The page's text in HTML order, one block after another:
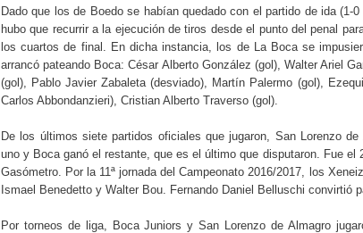
Dado que los de Boedo se habían quedado con el partido de ida (1-
hubo que recurrir a la ejecución de tiros desde el punto del penal
los cuartos de final. En dicha instancia, los de La Boca se
arrancó pateando Boca: César Alberto González (gol), Walter Ariel
(gol), Pablo Javier Zabaleta (desviado), Martín Palermo (gol),
Carlos Abbondanzieri), Cristian Alberto Traverso (gol).
De los últimos siete partidos oficiales que jugaron, San Lorenzo
uno y Boca ganó el restante, que es el último que disputaron. Fue el
Gasómetro. Por la 11ª jornada del Campeonato 2016/2017, los
Ismael Benedetto y Walter Bou. Fernando Daniel Belluschi convirtió
Por torneos de liga, Boca Juniors y San Lorenzo de Almagro